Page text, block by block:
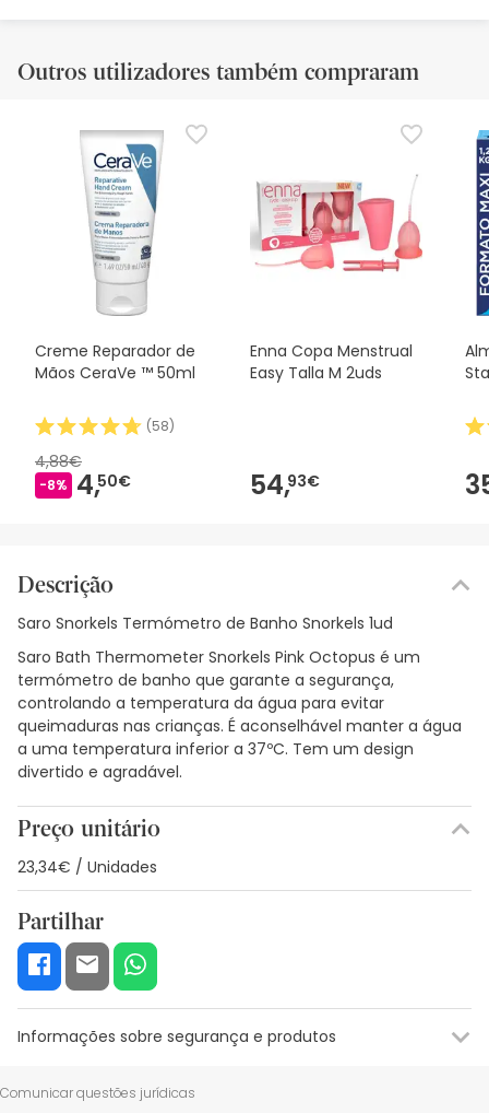
Outros utilizadores também compraram
Creme Reparador de
Mãos CeraVe ™ 50ml
(58)
4,88€
-8% 4,50€
Enna Copa Menstrual
Easy Talla M 2uds
54,93€
Descrição
Saro Snorkels Termómetro de Banho Snorkels 1ud
Saro Bath Thermometer Snorkels Pink Octopus é um
termómetro de banho que garante a segurança,
controlando a temperatura da água para evitar
queimaduras nas crianças. É aconselhável manter a água
a uma temperatura inferior a 37ºC. Tem um design
divertido e agradável.
Preço unitário
23,34€ / Unidades
Partilhar
Informações sobre segurança e produtos
Recursos de segurança visual
Comunicar questões jurídicas